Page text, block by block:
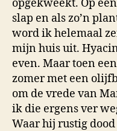
opgekweekt. Op
slap en als zo’n
word ik helemaal
mijn huis uit.
even. Maar toen
zomer met een
om de vrede van
ik die ergens ver
Waar hij rustig